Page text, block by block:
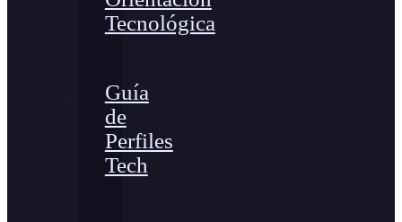
Tecnológica
Guía
de
Perfiles
Tech